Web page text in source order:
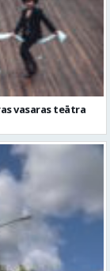
vasaras teātra